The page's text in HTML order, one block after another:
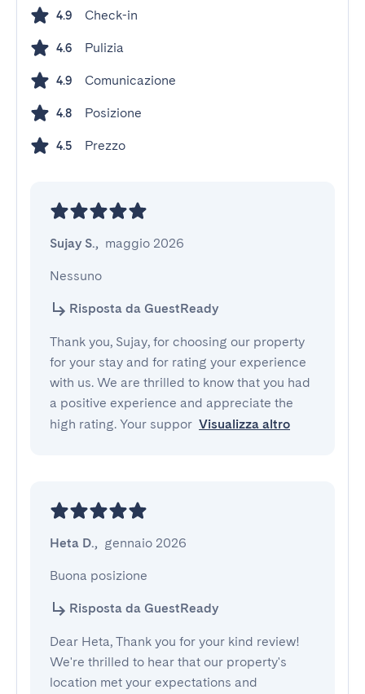
4.9 Check-in
4.6 Pulizia
4.9 Comunicazione
4.8 Posizione
4.5 Prezzo
Sujay S., maggio 2026
Nessuno
Risposta da GuestReady
Thank you, Sujay, for choosing our property
for your stay and for rating your experience
with us. We are thrilled to know that you had
a positive experience and appreciate the
high rating. Your suppor Visualizza altro
Heta D., gennaio 2026
Buona posizione
Risposta da GuestReady
Dear Heta, Thank you for your kind review!
We're thrilled to hear that our property's
location met your expectations and